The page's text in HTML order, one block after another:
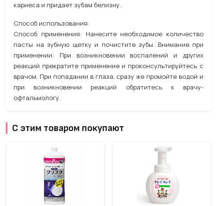
кариеса и придает зубам белизну.
Способ использования:
Способ применения: Нанесите необходимое количество
пасты на зубную щетку и почистите зубы. Внимание при
применении: При возникновении воспалений и других
реакций прекратите применение и проконсультируйтесь с
врачом. При попадании в глаза, сразу же промойте водой и
при возникновении реакций обратитесь к врачу-
офтальмологу.
С этим товаром покупают